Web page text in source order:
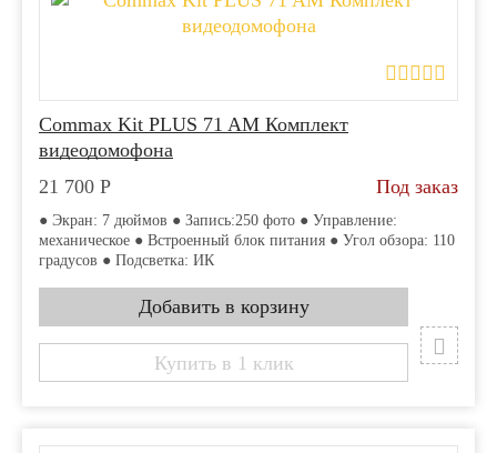
Commax Kit PLUS 71 AM Комплект
видеодомофона
21 700 Р Под заказ
● Экран: 7 дюймов ● Запись:250 фото ● Управление:
механическое ● Встроенный блок питания ● Угол обзора: 110
градусов ● Подсветка: ИК
Купить в 1 клик